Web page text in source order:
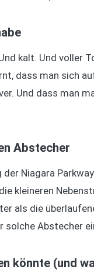
kalt. Und voller
dass man sich
Und dass man
Abstecher
Niagara
kleineren
als die
Abstecher
könnte (und